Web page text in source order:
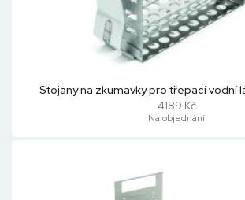
Stojany na zkumavky pro třepací vodní
4189 Kč
Na objednání